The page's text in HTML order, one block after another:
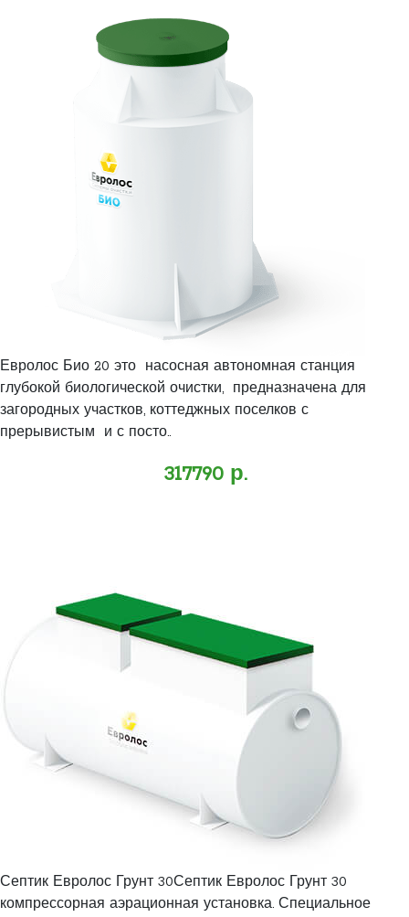
Евролос Био 20 это насосная автономная станция
глубокой биологической очистки, предназначена для
загородных участков, коттеджных поселков с
прерывистым и с посто..
317790 р.
Септик Евролос Грунт 30Септик Евролос Грунт 30
компрессорная аэрационная установка. Специальное